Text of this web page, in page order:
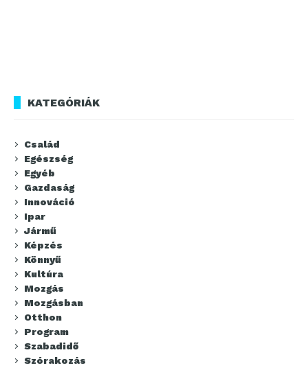
KATEGÓRIÁK
Család
Egészség
Egyéb
Gazdaság
Innováció
Ipar
Jármű
Képzés
Könnyű
Kultúra
Mozgás
Mozgásban
Otthon
Program
Szabadidő
Szórakozás